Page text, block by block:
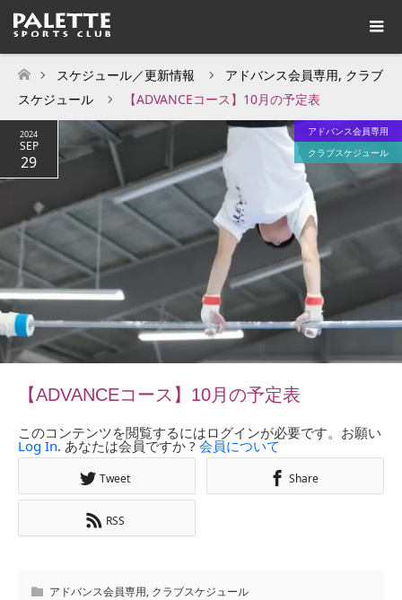
ホーム
スケジュール／更新情報 アドバンス会員専用, クラブ
スケジュール
【ADVANCEコース】10月の予定表
2024
SEP
29
アドバンス会員専用
クラブスケジュール
【ADVANCEコース】10月の予定表
このコンテンツを閲覧するにはログインが必要です。お願い
Log In. あなたは会員ですか ? 会員について
Tweet Share
RSS
アドバンス会員専用, クラブスケジュール